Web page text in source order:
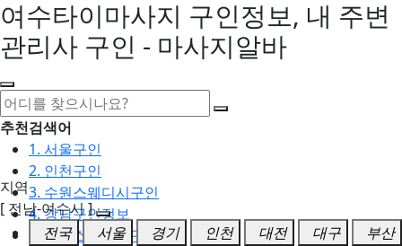
여수타이마사지 구인정보, 내 주변
관리사 구인 - 마사지알바
추천검색어
1. 서울구인
2. 인천구인
3. 수원스웨디시구인
4. 강남구인정보
5. 동탄스웨디시구인
지역
[ 전남-여수시 ]
전국
서울 경기 인천 대전 대구
부산